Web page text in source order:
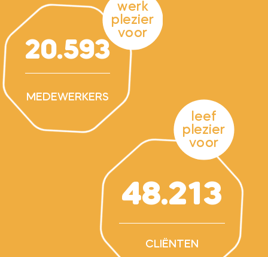
werk
plezier
voor
20.593
MEDEWERKERS
leef
plezier
voor
48.213
CLIËNTEN